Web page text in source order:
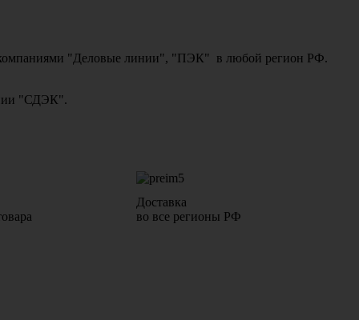
компаниями "Деловые линии", "ПЭК" в любой регион РФ.
"СДЭК".
Доставка
во все регионы РФ